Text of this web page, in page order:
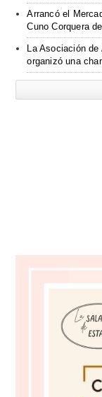
Arrancó el
Cuno Corquera
La Asociación
organizó una